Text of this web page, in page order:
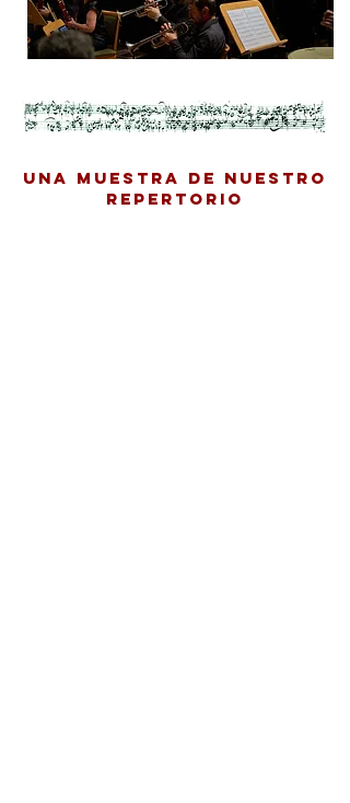
UNA MUESTRA DE NUESTRO
REPERTORIO